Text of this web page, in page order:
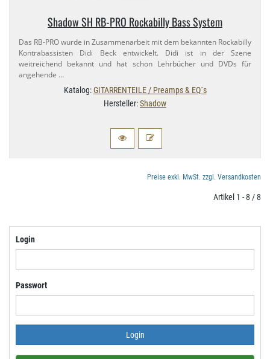
Shadow SH RB-​PRO Rockabilly Bass System
Das RB-​PRO wurde in Zusammenarbeit mit dem bekannten Rockabilly
Kontrabassisten Didi Beck entwickelt. Didi ist in der Szene
weitreichend bekannt und hat schon Lehrbücher und DVDs für
angehende …
Katalog:GITARRENTEILE / Preamps & EQ´s
Hersteller:Shadow
Preise exkl. MwSt. zzgl. Versandkosten
Artikel 1 - 8 / 8
Login
Passwort